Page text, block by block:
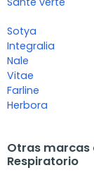
Sotya
Integralia
Nale
Vitae
Farline
Herbora
Otras marcas
Respiratorio